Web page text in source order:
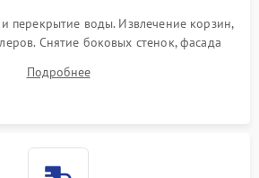
перекрытие воды. Извлечение корзин,
Снятие боковых стенок, фасада
насосу, ТЭНу и сливной помпе.
Подробнее